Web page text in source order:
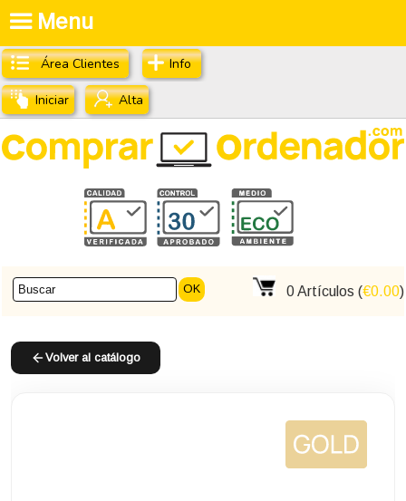
Área Clientes Info
Iniciar Alta
OK 0Artículos (€0.00)
Menu
Volver al catálogo